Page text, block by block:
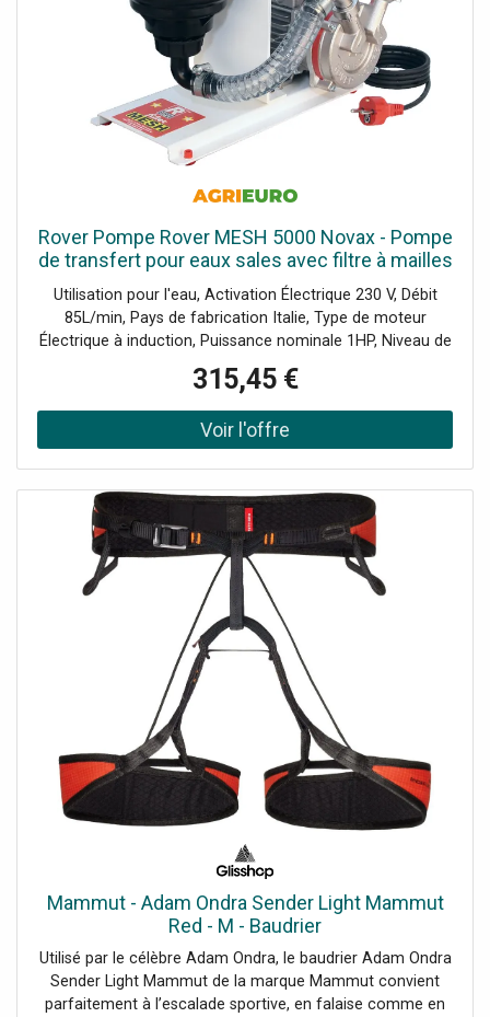
Rover Pompe Rover MESH 5000 Novax - Pompe
de transfert pour eaux sales avec filtre à mailles
- 1,0 HP
Utilisation pour l'eau, Activation Électrique 230 V, Débit
85L/min, Pays de fabrication Italie, Type de moteur
Électrique à induction, Puissance nominale 1HP, Niveau de
protection IPX4 , Matériau de la pompe Alliage NOVAX,
Diamètre raccords 30 mm, Hauteur d'élévation Max 15m,
Aspiration max 8m, Rpm pompe 1450RPM
315,45 €
Mammut - Adam Ondra Sender Light Mammut
Red - M - Baudrier
Utilisé par le célèbre Adam Ondra, le baudrier Adam Ondra
Sender Light Mammut de la marque Mammut convient
parfaitement à l’escalade sportive, en falaise comme en